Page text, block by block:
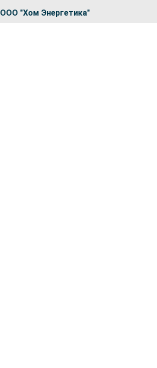
ООО "Хом Энергетика"